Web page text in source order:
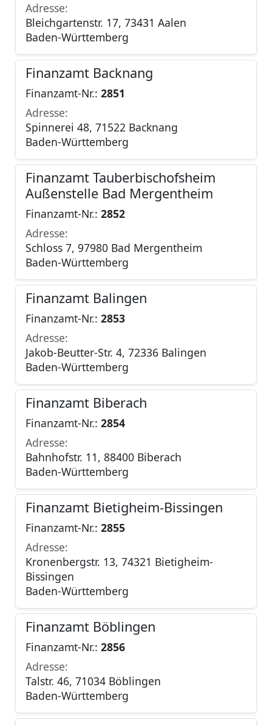
Adresse:
Bleichgartenstr. 17, 73431 Aalen
Baden-Württemberg
Finanzamt Backnang
Finanzamt-Nr.: 2851
Adresse:
Spinnerei 48, 71522 Backnang
Baden-Württemberg
Finanzamt Tauberbischofsheim
Außenstelle Bad Mergentheim
Finanzamt-Nr.: 2852
Adresse:
Schloss 7, 97980 Bad Mergentheim
Baden-Württemberg
Finanzamt Balingen
Finanzamt-Nr.: 2853
Adresse:
Jakob-Beutter-Str. 4, 72336 Balingen
Baden-Württemberg
Finanzamt Biberach
Finanzamt-Nr.: 2854
Adresse:
Bahnhofstr. 11, 88400 Biberach
Baden-Württemberg
Finanzamt Bietigheim-Bissingen
Finanzamt-Nr.: 2855
Adresse:
Kronenbergstr. 13, 74321 Bietigheim-
Bissingen
Baden-Württemberg
Finanzamt Böblingen
Finanzamt-Nr.: 2856
Adresse:
Talstr. 46, 71034 Böblingen
Baden-Württemberg